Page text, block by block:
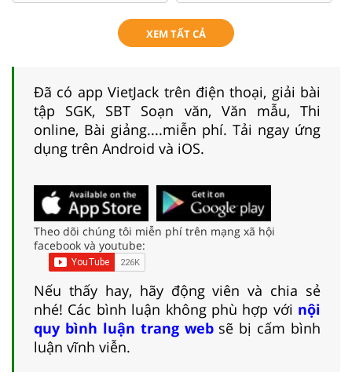
XEM TẤT CẢ
Đã có app VietJack trên điện thoại, giải bài
tập SGK, SBT Soạn văn, Văn mẫu, Thi
online, Bài giảng....miễn phí. Tải ngay ứng
dụng trên Android và iOS.
Theo dõi chúng tôi miễn phí trên mạng xã hội
facebook và youtube:
Nếu thấy hay, hãy động viên và chia sẻ
nhé! Các bình luận không phù hợp với nội
quy bình luận trang websẽ bị cấm bình
luận vĩnh viễn.